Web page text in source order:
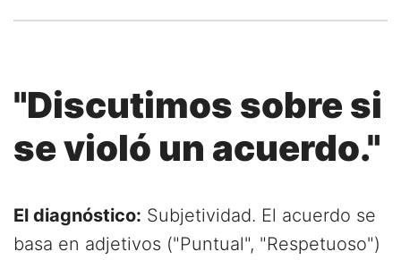
"Discutimos sobre si
se violó un acuerdo."
El diagnóstico: Subjetividad. El acuerdo se
basa en adjetivos ("Puntual", "Respetuoso")